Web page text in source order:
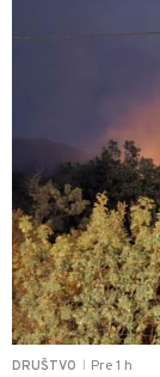
DRUŠTVO Pre 1 h